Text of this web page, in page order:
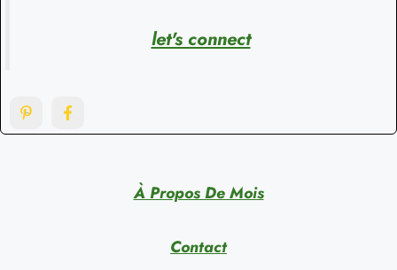
let's connect
À Propos De Mois
Contact